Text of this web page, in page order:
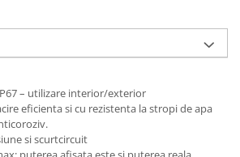
– utilizare interior/exterior
eficienta si cu rezistenta la stropi de apa
si scurtcircuit